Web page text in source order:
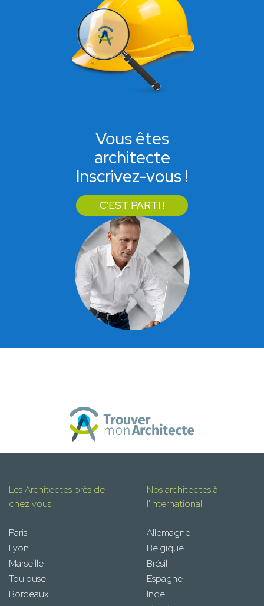
Vous êtes
architecte
Inscrivez-vous !
C'EST PARTI !
Les Architectes près de
chez vous
Paris
Lyon
Marseille
Toulouse
Bordeaux
Nos architectes à
l'international
Allemagne
Belgique
Brésil
Espagne
Inde